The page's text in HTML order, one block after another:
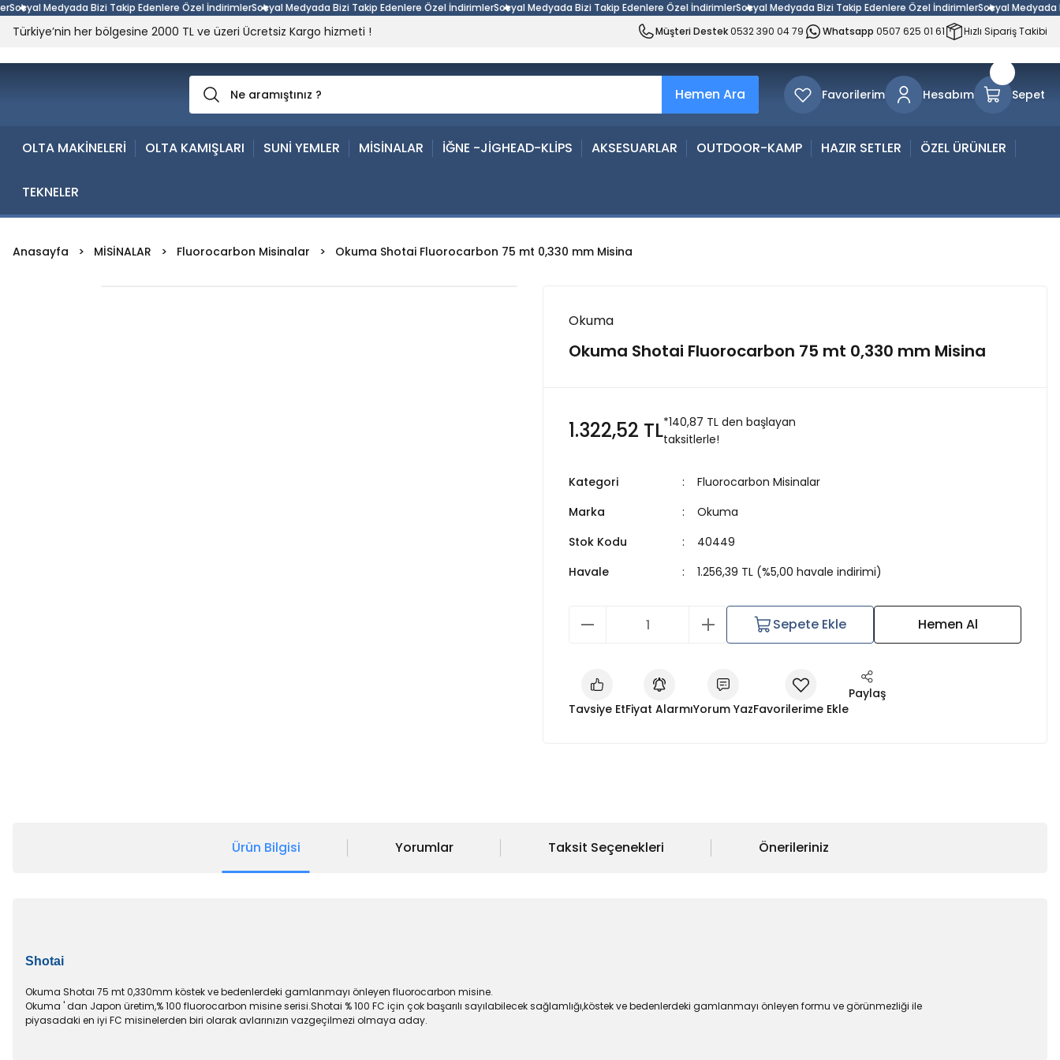
Medyada Bizi Takip Edenlere Özel İndirimlerSosyal Medyada Bizi Takip Edenlere Özel İndirimlerSosyal Medyada Bizi Takip Edenlere Özel İndirimlerSosyal Medyada Bizi Takip Edenlere Özel İndirimlerSosyal Medyada Bizi
Türkiye’nin her bölgesine 2000 TL ve üzeri Ücretsiz Kargo hizmeti ! Müşteri Destek0532 390 04 79 Whatsapp 0507 625 01 61 Hızlı Sipariş Takibi
Hemen Ara Favorilerim Hesabım Sepet
OLTA MAKİNELERİ OLTA KAMIŞLARI SUNİ YEMLER MİSİNALAR İĞNE -JİGHEAD-KLİPS AKSESUARLAR OUTDOOR-KAMP HAZIR SETLER ÖZEL ÜRÜNLER
TEKNELER
Anasayfa MİSİNALAR Fluorocarbon Misinalar Okuma Shotai Fluorocarbon 75 mt 0,330 mm Misina
Okuma
Okuma Shotai Fluorocarbon 75 mt 0,330 mm Misina
1.322,52 TL*140,87 TL den başlayan
taksitlerle!
Kategori
Fluorocarbon Misinalar
Marka
Okuma
Stok Kodu
40449
Havale
1.256,39 TL (%5,00 havale indirimi)
Sepete Ekle Hemen Al
Tavsiye EtFiyat AlarmıYorum Yaz
Paylaş
Ürün Bilgisi Yorumlar Taksit Seçenekleri Önerileriniz
Shotai
Okuma Shotaı 75 mt 0,330mm köstek ve bedenlerdeki gamlanmayı önleyen fluorocarbon misine.
Okuma ' dan Japon üretim,% 100 fluorocarbon misine serisi.Shotai % 100 FC için çok başarılı sayılabilecek sağlamlığı,köstek ve bedenlerdeki gamlanmayı önleyen formu ve görünmezliği ile
piyasadaki en iyi FC misinelerden biri olarak avlarınızın vazgeçilmezi olmaya aday.